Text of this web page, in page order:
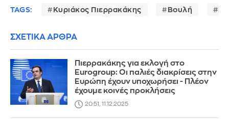
TAGS: Κυριάκος Πιερρακάκης Βουλή
ΣΧΕΤΙΚΑ ΑΡΘΡΑ
Πιερρακάκης για εκλογή στο
Eurogroup: Οι παλιές διακρίσεις στην
Ευρώπη έχουν υποχωρήσει - Πλέον
έχουμε κοινές προκλήσεις
20:51, 11.12.2025